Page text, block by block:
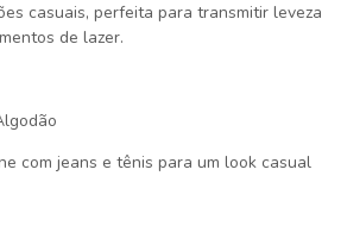
casuais, perfeita para transmitir leveza
de lazer.
com jeans e tênis para um look casual